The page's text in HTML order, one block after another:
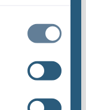
Aufgabe
AANN
UA ...